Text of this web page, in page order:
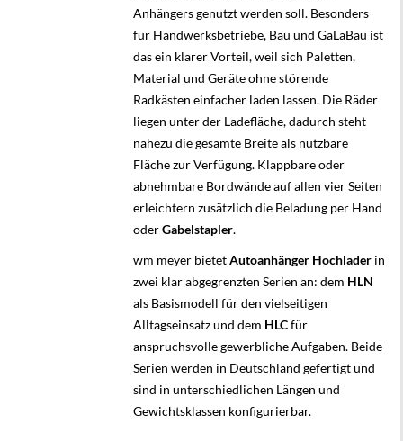
Anhängers genutzt werden soll. Besonders
für Handwerksbetriebe, Bau und GaLaBau ist
das ein klarer Vorteil, weil sich Paletten,
Material und Geräte ohne störende
Radkästen einfacher laden lassen. Die Räder
liegen unter der Ladefläche, dadurch steht
nahezu die gesamte Breite als nutzbare
Fläche zur Verfügung. Klappbare oder
abnehmbare Bordwände auf allen vier Seiten
erleichtern zusätzlich die Beladung per Hand
oderGabelstapler.
wm meyer bietetAutoanhänger Hochladerin
zwei klar abgegrenzten Serien an: dem HLN
als Basismodell für den vielseitigen
Alltagseinsatz und dem HLCfür
anspruchsvolle gewerbliche Aufgaben. Beide
Serien werden in Deutschland gefertigt und
sind in unterschiedlichen Längen und
Gewichtsklassen konfigurierbar.